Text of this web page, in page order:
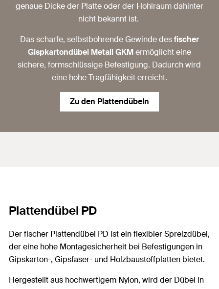
genaue Dicke der Platte oder der Hohlraum dahinter
nicht bekannt ist.
Das scharfe, selbstbohrende Gewinde desfischer
Gispkartondübel Metall GKMermöglicht eine
sichere, formschlüssige Befestigung. Dadurch wird
eine hohe Tragfähigkeit erreicht.
Zu den Plattendübeln
Plattendübel PD
Der fischer Plattendübel PD ist ein flexibler Spreizdübel,
der eine hohe Montagesicherheit bei Befestigungen in
Gipskarton-, Gipsfaser- und Holzbaustoffplatten bietet.
Hergestellt aus hochwertigem Nylon, wird der Dübel in